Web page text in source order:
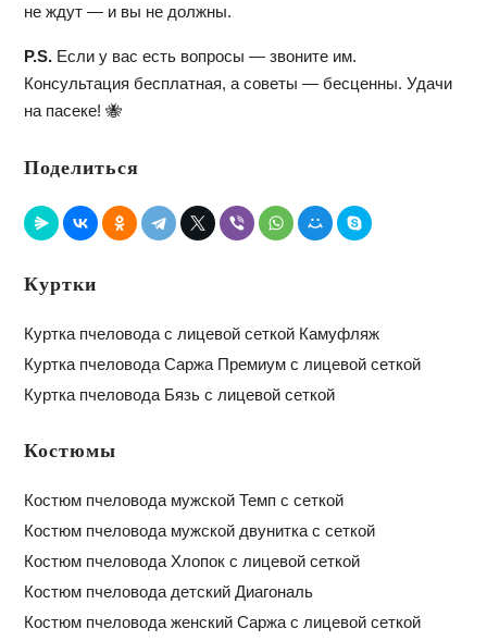
не ждут — и вы не должны.
P.S.Если у вас есть вопросы — звоните им.
Консультация бесплатная, а советы — бесценны. Удачи
на пасеке! 🐝
Поделиться
Куртки
Куртка пчеловода с лицевой сеткой Камуфляж
Куртка пчеловода Саржа Премиум с лицевой сеткой
Куртка пчеловода Бязь с лицевой сеткой
Костюмы
Костюм пчеловода мужской Темп с сеткой
Костюм пчеловода мужской двунитка с сеткой
Костюм пчеловода Хлопок с лицевой сеткой
Костюм пчеловода детский Диагональ
Костюм пчеловода женский Саржа с лицевой сеткой